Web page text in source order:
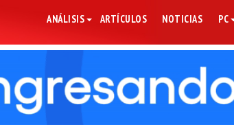
ANÁLISIS ARTÍCULOS NOTICIAS PC